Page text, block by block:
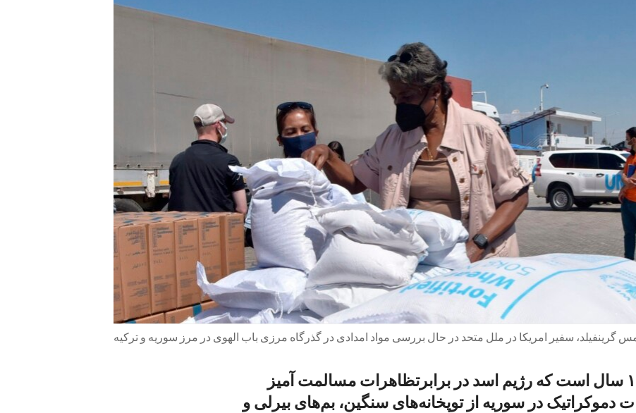
گرینفیلد، سفیر امریکا در ملل متحد در حال بررسی مواد امدادی در گذرگاه مرزی باب الهوی در مرز سوریه و ترکیه
نزدیک به ۱۱ سال است که رژیم اسد در برابرتظاهرات مسالمت آمیز
دموکراتیک در سوریه از توپخانه‌های سنگین، بم‌های بیرلی و